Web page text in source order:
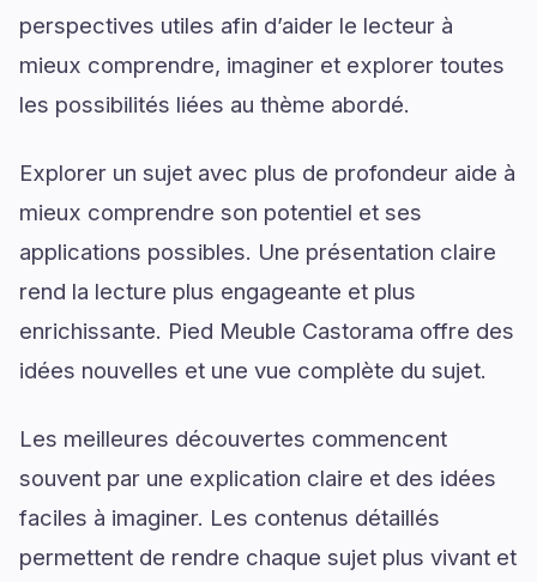
perspectives utiles afin d’aider le lecteur à
mieux comprendre, imaginer et explorer toutes
les possibilités liées au thème abordé.
Explorer un sujet avec plus de profondeur aide à
mieux comprendre son potentiel et ses
applications possibles. Une présentation claire
rend la lecture plus engageante et plus
enrichissante. Pied Meuble Castorama offre des
idées nouvelles et une vue complète du sujet.
Les meilleures découvertes commencent
souvent par une explication claire et des idées
faciles à imaginer. Les contenus détaillés
permettent de rendre chaque sujet plus vivant et